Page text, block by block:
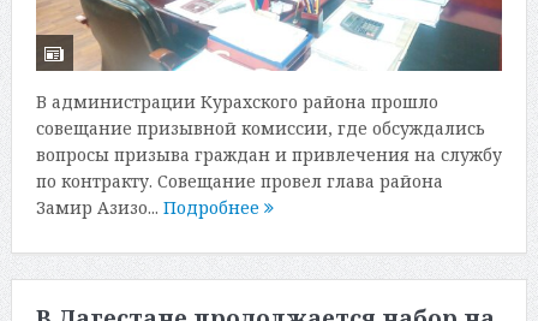
В администрации Курахского района прошло
совещание призывной комиссии, где обсуждались
вопросы призыва граждан и привлечения на службу
по контракту. Совещание провел глава района
Замир Азизо... Подробнее